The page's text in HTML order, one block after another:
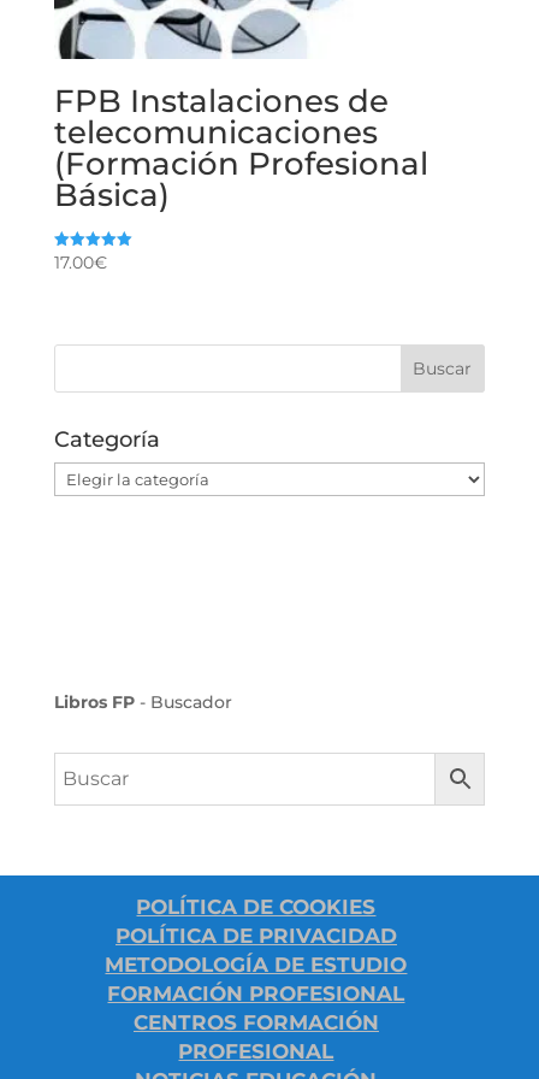
FPB Instalaciones de
telecomunicaciones
(Formación Profesional
Básica)
Valorado
17.00€
Categoría
Categoría
Libros FP- Buscador
POLÍTICA DE COOKIES
POLÍTICA DE PRIVACIDAD
METODOLOGÍA DE ESTUDIO
FORMACIÓN PROFESIONAL
CENTROS FORMACIÓN
PROFESIONAL